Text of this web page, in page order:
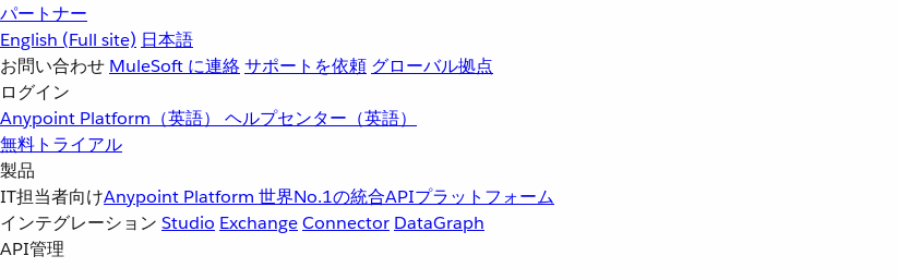
パートナー
English (Full site) 日本語
お問い合わせ MuleSoft に連絡サポートを依頼 グローバル拠点
ログイン
Anypoint Platform（英語） ヘルプセンター（英語）
無料トライアル
製品
IT担当者向けAnypoint Platform 世界No.1の統合APIプラットフォーム
インテグレーション Studio ExchangeConnector DataGraph
API管理